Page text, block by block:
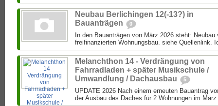
Neubau Berlichingen 12(-13?) in
Bauanträgen
0
In den Bauanträgen von März 2026 steht: Neubau
freifinanzierten Wohnungsbau. siehe Quellenlink.
Melanchthon 14 - Verdrängung von
Fahrradladen + später Musikschule /
Umwandlung / Dachausbau
5
UPDATE 2026 Nach einem erneuten Bauantrag
der Ausbau des Daches für 2 Wohnungen im